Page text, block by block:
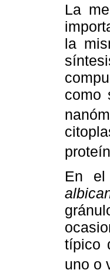
La
la
como
En el
típico
uno o